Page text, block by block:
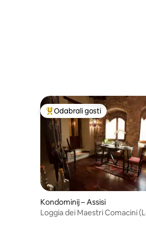
Među najviše rangiranima s
Odabrali gosti
Kondominij – Assisi
Loggia dei Maestri Comacini